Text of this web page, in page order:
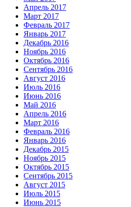
Апрель 2017
Март 2017
Февраль 2017
Январь 2017
Декабрь 2016
Ноябрь 2016
Октябрь 2016
Сентябрь 2016
Август 2016
Июль 2016
Июнь 2016
Май 2016
Апрель 2016
Март 2016
Февраль 2016
Январь 2016
Декабрь 2015
Ноябрь 2015
Октябрь 2015
Сентябрь 2015
Август 2015
Июль 2015
Июнь 2015